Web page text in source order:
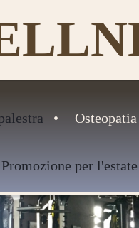
Promozione per l'estate